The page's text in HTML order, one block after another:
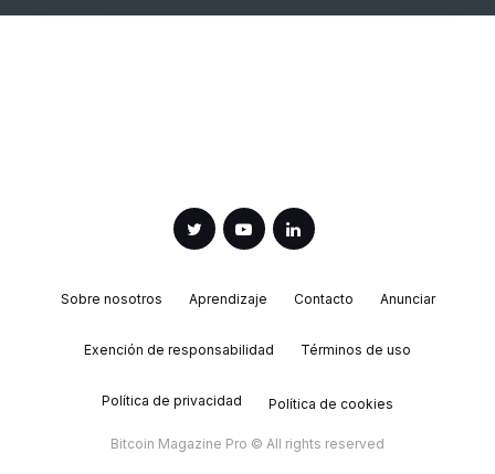
Sobre nosotros Aprendizaje Contacto Anunciar
Exención de responsabilidad Términos de uso
Política de privacidad Política de cookies
Bitcoin Magazine Pro © All rights reserved